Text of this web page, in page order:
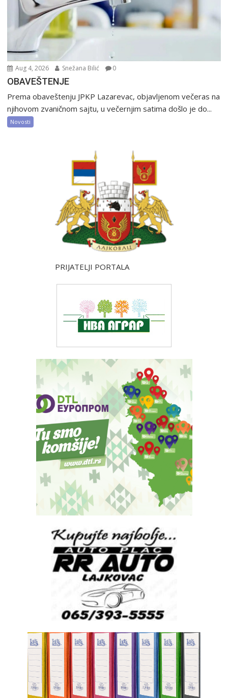
Aug 4, 2026 Snežana Bilić 0
OBAVEŠTENJE
Prema obaveštenju JPKP Lazarevac, objavljenom večeras na
njihovom zvaničnom sajtu, u večernjim satima došlo je do...
Novosti
PRIJATELJI PORTALA